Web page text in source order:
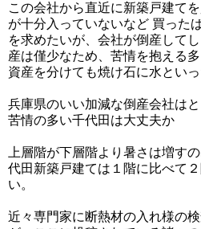
この会社から直近に新築戸建て
が十分入っていないなど 買った
を求めたいが、会社が倒産して
産は僅少なため、苦情を抱える
資産を分けても焼け石に水といっ
兵庫県のいい加減な倒産会社は
苦情の多い千代田は大丈夫か
上層階が下層階より暑さは増す
代田新築戸建ては１階に比べて
い。
近々専門家に断熱材の入れ様の